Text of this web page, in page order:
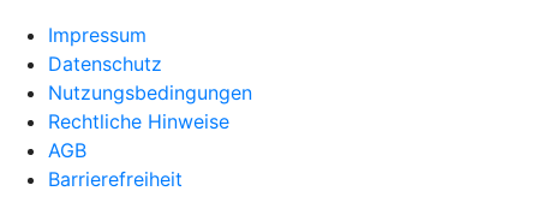
Impressum
Datenschutz
Nutzungsbedingungen
Rechtliche Hinweise
AGB
Barrierefreiheit